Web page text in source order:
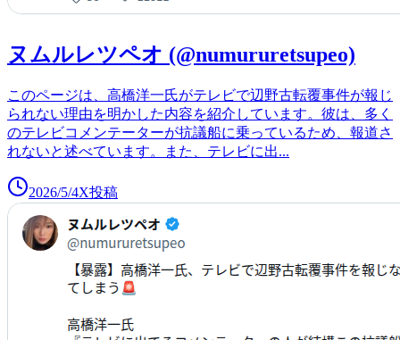
ヌムルレツペオ (@numururetsupeo)
このページは、高橋洋一氏がテレビで辺野古転覆事件が報じ
られない理由を明かした内容を紹介しています。彼は、多く
のテレビコメンテーターが抗議船に乗っているため、報道さ
れないと述べています。また、テレビに出...
2026/5/4X投稿